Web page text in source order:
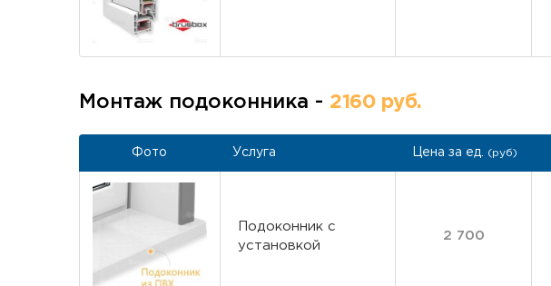
Монтаж подоконника - 2160 руб.
Фото Услуга Цена за ед. (руб)
Подоконник с
установкой
2 700